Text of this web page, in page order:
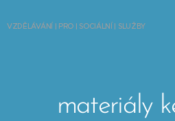
VZDĚLÁVÁNÍ | PRO | SOCIÁLNÍ | SLUŽBY
materiály